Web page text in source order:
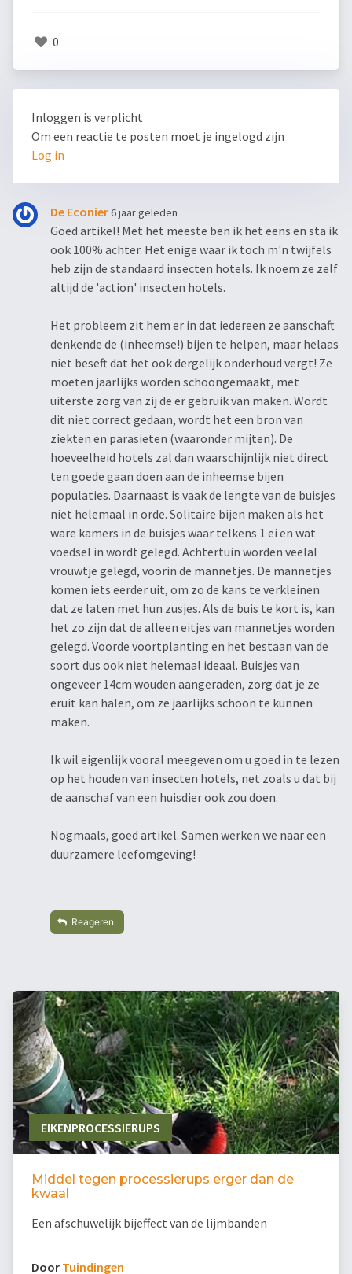
0
Inloggen is verplicht
Om een reactie te posten moet je ingelogd zijn
Log in
De Econier6 jaar geleden
Goed artikel! Met het meeste ben ik het eens en sta ik
ook 100% achter. Het enige waar ik toch m'n twijfels
heb zijn de standaard insecten hotels. Ik noem ze zelf
altijd de 'action' insecten hotels.
Het probleem zit hem er in dat iedereen ze aanschaft
denkende de (inheemse!) bijen te helpen, maar helaas
niet beseft dat het ook dergelijk onderhoud vergt! Ze
moeten jaarlijks worden schoongemaakt, met
uiterste zorg van zij de er gebruik van maken. Wordt
dit niet correct gedaan, wordt het een bron van
ziekten en parasieten (waaronder mijten). De
hoeveelheid hotels zal dan waarschijnlijk niet direct
ten goede gaan doen aan de inheemse bijen
populaties. Daarnaast is vaak de lengte van de buisjes
niet helemaal in orde. Solitaire bijen maken als het
ware kamers in de buisjes waar telkens 1 ei en wat
voedsel in wordt gelegd. Achtertuin worden veelal
vrouwtje gelegd, voorin de mannetjes. De mannetjes
komen iets eerder uit, om zo de kans te verkleinen
dat ze laten met hun zusjes. Als de buis te kort is, kan
het zo zijn dat de alleen eitjes van mannetjes worden
gelegd. Voorde voortplanting en het bestaan van de
soort dus ook niet helemaal ideaal. Buisjes van
ongeveer 14cm wouden aangeraden, zorg dat je ze
eruit kan halen, om ze jaarlijks schoon te kunnen
maken.
Ik wil eigenlijk vooral meegeven om u goed in te lezen
op het houden van insecten hotels, net zoals u dat bij
de aanschaf van een huisdier ook zou doen.
Nogmaals, goed artikel. Samen werken we naar een
duurzamere leefomgeving!
Reageren
EIKENPROCESSIERUPS
Middel tegen processierups erger dan de
kwaal
Een afschuwelijk bijeffect van de lijmbanden
Door Tuindingen